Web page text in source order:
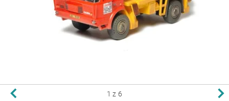
1 z 6